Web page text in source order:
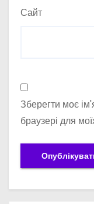
Сайт
Зберегти моє
браузері для